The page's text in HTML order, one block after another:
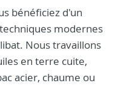
bénéficiez d'un
modernes
Nous travaillons
en terre cuite,
acier, chaume ou